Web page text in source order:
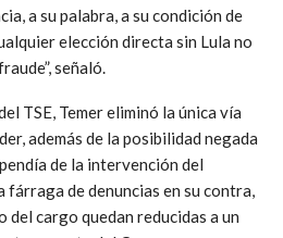
a su palabra, a su condición de
elección directa sin Lula no
señaló.
TSE, Temer eliminó la única vía
además de la posibilidad negada
de la intervención del
fárraga de denuncias en su contra,
del cargo quedan reducidas a un